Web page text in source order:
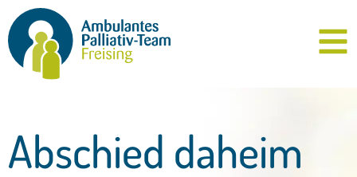
Abschied daheim